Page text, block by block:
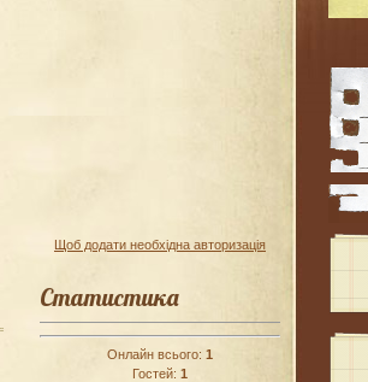
Щоб додати необхідна авторизація
Статистика
Онлайн всього: 1
Гостей: 1